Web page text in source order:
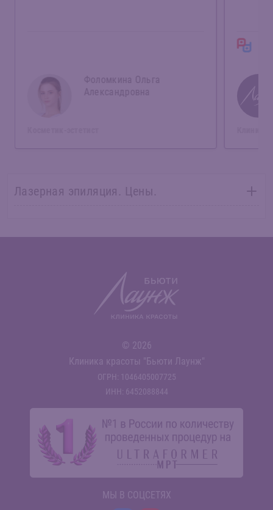
Фоломкина Ольга
Александровна
Лазерная эпиляция. Цены.
© 2026
Клиника красоты "Бьюти Лаунж"
ОГРН: 1046405007725
ИНН: 6452088844
МЫ В СОЦСЕТЯХ